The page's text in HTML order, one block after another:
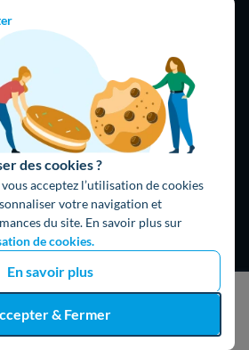
des cookies ?
acceptez l’utilisation de cookies
votre navigation et
du site. En savoir plus sur
de cookies.
En savoir plus
& Fermer
un devis gratuit
4,9/5
avisGoogle